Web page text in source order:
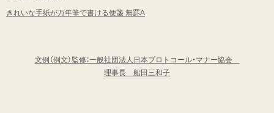
きれいな手紙が万年筆で書ける便箋 無罫A
文例（例文）監修：一般社団法人日本プロトコール・マナー協会
理事長 船田三和子